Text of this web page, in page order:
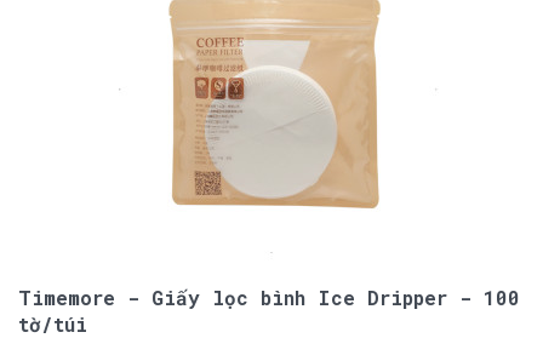
Timemore - Giấy lọc bình Ice Dripper - 100
tờ/túi